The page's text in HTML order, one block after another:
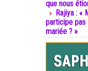
que nous
Rajiya : «
participe pas
mariée ? »